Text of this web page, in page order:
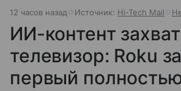
12 часов назад Источник: Hi-Tech Mail
ИИ-контент
телевизор: Roku
первый